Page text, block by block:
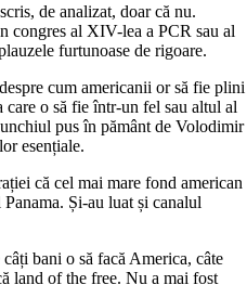
de analizat, doar că nu.
congres al XIV-lea a PCR sau al
furtunoase de rigoare.
cum americanii or să fie plini
o să fie într-un fel sau altul al
pus în pământ de Volodimir
esențiale.
că cel mai mare fond american
Și-au luat și canalul
bani o să facă America, câte
land of the free. Nu a mai fost